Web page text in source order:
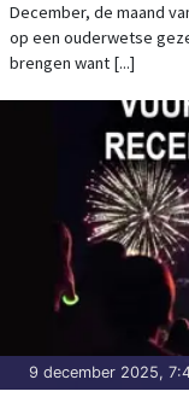
December, de maand
op een ouderwetse
brengen want [...]
9 december 2025,